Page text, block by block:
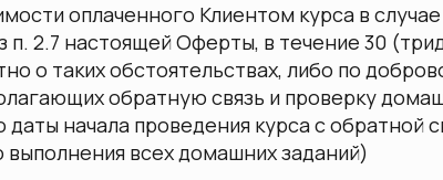
оплаченного Клиентом курса в
2.7 настоящей Оферты, в течение 30
о таких обстоятельствах, либо по
обратную связь и проверку
начала проведения курса с обратной
всех домашних заданий)